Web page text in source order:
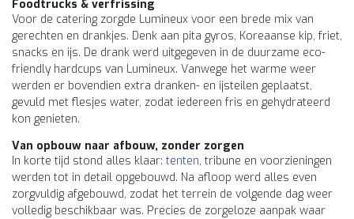
Foodtrucks & verfrissing
Voor de catering zorgde Lumineux voor een brede mix van
gerechten en drankjes. Denk aan pita gyros, Koreaanse kip, friet,
snacks en ijs. De drank werd uitgegeven in de duurzame eco-
friendly hardcups van Lumineux. Vanwege het warme weer
werden er bovendien extra dranken- en ijsteilen geplaatst,
gevuld met flesjes water, zodat iedereen fris en gehydrateerd
kon genieten.
Van opbouw naar afbouw, zonder zorgen
In korte tijd stond alles klaar: tenten, tribune en voorzieningen
werden tot in detail opgebouwd. Na afloop werd alles even
zorgvuldig afgebouwd, zodat het terrein de volgende dag weer
volledig beschikbaar was. Precies de zorgeloze aanpak waar